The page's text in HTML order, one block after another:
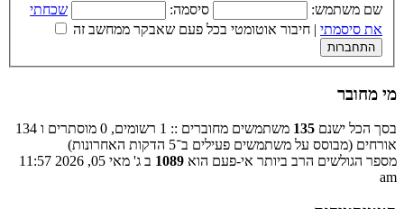
שם משתמש: סיסמה:
שכחתי
את סיסמתי | חיבור אוטומטי בכל פעם שאבקר ממחשב זה
מי מחובר
בסך הכל ישנם 135
משתמשים מחוברים :: 1 רשומים, 0 מוסתרים ו 134
אורחים (מבוסס על משתמשים פעילים ב־5 הדקות האחרונות)
מספר הגולשים הרב ביותר אי-פעם הוא 1089
ב ג' מאי 05, 2026 11:57
am